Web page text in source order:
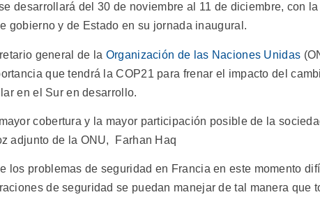
desarrollará del 30 de noviembre al 11 de diciembre, con
gobierno y de Estado en su jornada inaugural.
general de la Organización de las Naciones Unidas
que tendrá la COP21 para frenar el impacto del
en el Sur en desarrollo.
cobertura y la mayor participación posible de la
adjunto de la ONU, Farhan Haq
los problemas de seguridad en Francia en este momento
de seguridad se puedan manejar de tal manera que